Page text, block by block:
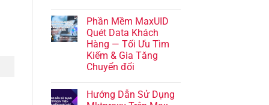
Phần Mềm MaxUID
Quét Data Khách
Hàng — Tối Ưu Tìm
Kiếm & Gia Tăng
Chuyển đổi
Hướng Dẫn Sử Dụng